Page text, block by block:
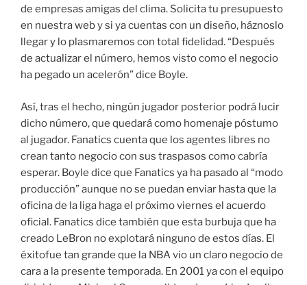
de empresas amigas del clima. Solicita tu presupuesto
en nuestra web y si ya cuentas con un diseño, háznoslo
llegar y lo plasmaremos con total fidelidad. “Después
de actualizar el número, hemos visto como el negocio
ha pegado un acelerón” dice Boyle.
Así, tras el hecho, ningún jugador posterior podrá lucir
dicho número, que quedará como homenaje póstumo
al jugador. Fanatics cuenta que los agentes libres no
crean tanto negocio con sus traspasos como cabría
esperar. Boyle dice que Fanatics ya ha pasado al “modo
producción” aunque no se puedan enviar hasta que la
oficina de la liga haga el próximo viernes el acuerdo
oficial. Fanatics dice también que esta burbuja que ha
creado LeBron no explotará ninguno de estos días. El
éxitofue tan grande que la NBA vio un claro negocio de
cara a la presente temporada. En 2001 ya con el equipo